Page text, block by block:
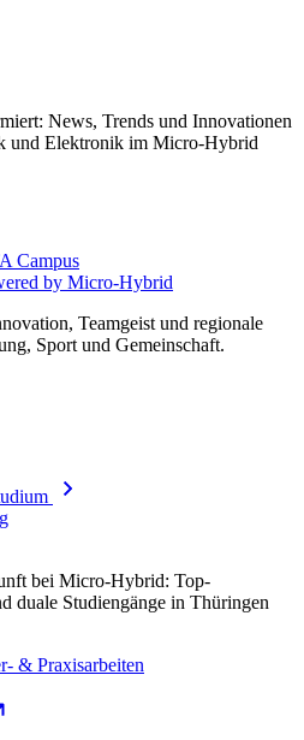
News, Trends und Innovationen
und Elektronik im Micro-Hybrid
Campus
by Micro-Hybrid
Teamgeist und regionale
Sport und Gemeinschaft.
bei Micro-Hybrid: Top-
duale Studiengänge in Thüringen
& Praxisarbeiten